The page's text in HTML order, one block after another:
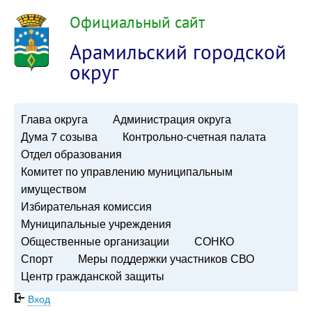
Официальный сайт
Арамильский городской
округ
Глава округа
Администрация округа
Дума 7 созыва
Контрольно-счетная палата
Отдел образования
Комитет по управлению муниципальным
имуществом
Избирательная комиссия
Муниципальные учреждения
Общественные организации
СОНКО
Спорт
Меры поддержки участников СВО
Центр гражданской защиты
Вход